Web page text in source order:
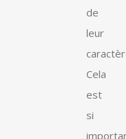
de
leur
Cela
est
si